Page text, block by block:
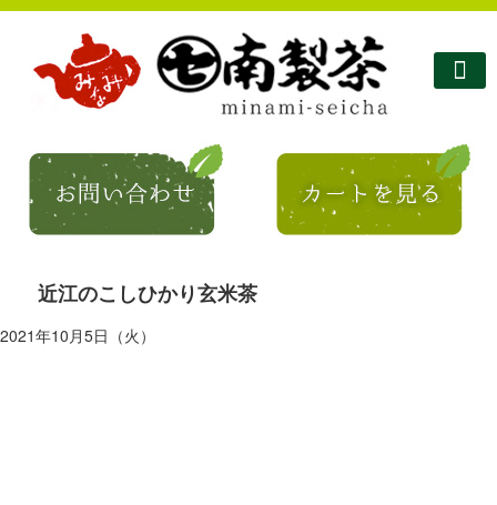
近江のこしひかり玄米茶
2021年10月5日（火）